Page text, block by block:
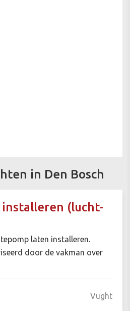
in Den Bosch
(lucht-
laten installeren.
door de vakman over
Vught